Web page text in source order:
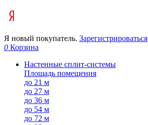
Я новый покупатель. Зарегистрироваться
0 Корзина
Настенные сплит-системы
Площадь помещения
до 21 м
до 27 м
до 36 м
до 54 м
до 72 м